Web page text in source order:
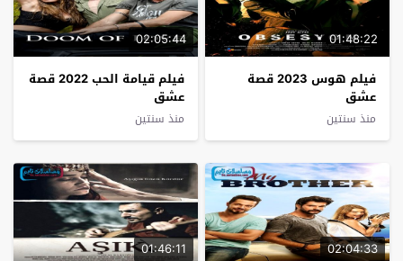
01:48:22
فيلم هوس 2023 قصة
عشق
منذ سنتين
02:05:44
فيلم قيامة الحب 2022 قصة
عشق
منذ سنتين
02:04:33
01:46:11